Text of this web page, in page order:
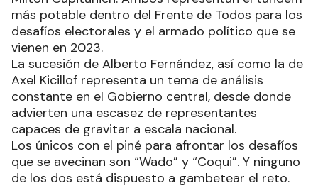
más potable dentro del Frente de Todos para los
desafíos electorales y el armado político que se
vienen en 2023.
La sucesión de Alberto Fernández, así como la de
Axel Kicillof representa un tema de análisis
constante en el Gobierno central, desde donde
advierten una escasez de representantes
capaces de gravitar a escala nacional.
Los únicos con el piné para afrontar los desafíos
que se avecinan son “Wado” y “Coqui”. Y ninguno
de los dos está dispuesto a gambetear el reto.